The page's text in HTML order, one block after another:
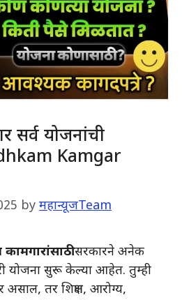
सर्व योजनांची
Kamgar
by महान्यूजTeam
सरकारने अनेक
योजना सुरू केल्या आहेत. तुम्ही
तर शिक्षण, आरोग्य,